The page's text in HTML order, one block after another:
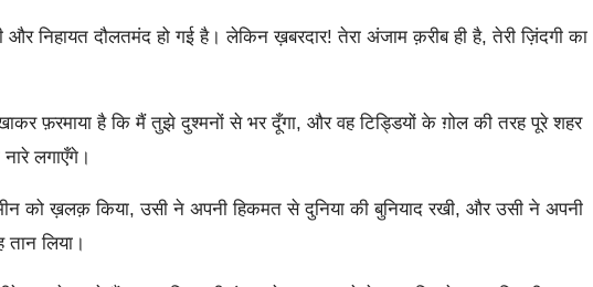
और निहायत दौलतमंद हो गई है। लेकिन ख़बरदार! तेरा अंजाम क़रीब ही है, तेरी ज़िंदगी का
फ़रमाया है कि मैं तुझे दुश्मनों से भर दूँगा, और वह टिड्डियों के ग़ोल की तरह पूरे शहर
लगाएँगे।
को ख़लक़ किया, उसी ने अपनी हिकमत से दुनिया की बुनियाद रखी, और उसी ने अपनी
लिया।